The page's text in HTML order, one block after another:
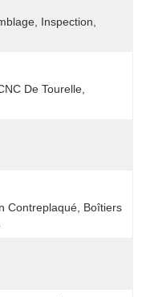
Inspection,
De Tourelle,
Contreplaqué, Boîtiers